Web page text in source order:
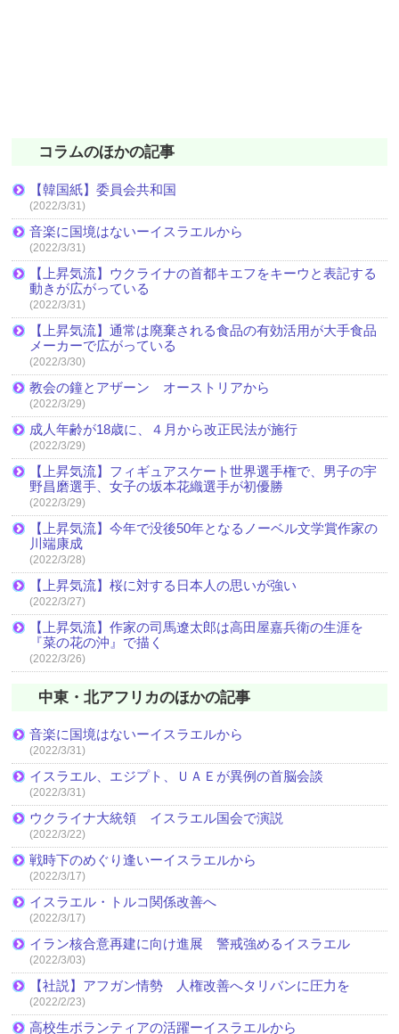
コラムのほかの記事
【韓国紙】委員会共和国
(2022/3/31)
音楽に国境はないーイスラエルから
(2022/3/31)
【上昇気流】ウクライナの首都キエフをキーウと表記する
動きが広がっている
(2022/3/31)
【上昇気流】通常は廃棄される食品の有効活用が大手食品
メーカーで広がっている
(2022/3/30)
教会の鐘とアザーン オーストリアから
(2022/3/29)
成人年齢が18歳に、４月から改正民法が施行
(2022/3/29)
【上昇気流】フィギュアスケート世界選手権で、男子の宇
野昌磨選手、女子の坂本花織選手が初優勝
(2022/3/29)
【上昇気流】今年で没後50年となるノーベル文学賞作家の
川端康成
(2022/3/28)
【上昇気流】桜に対する日本人の思いが強い
(2022/3/27)
【上昇気流】作家の司馬遼太郎は高田屋嘉兵衛の生涯を
『菜の花の沖』で描く
(2022/3/26)
中東・北アフリカのほかの記事
音楽に国境はないーイスラエルから
(2022/3/31)
イスラエル、エジプト、ＵＡＥが異例の首脳会談
(2022/3/31)
ウクライナ大統領 イスラエル国会で演説
(2022/3/22)
戦時下のめぐり逢いーイスラエルから
(2022/3/17)
イスラエル・トルコ関係改善へ
(2022/3/17)
イラン核合意再建に向け進展 警戒強めるイスラエル
(2022/3/03)
【社説】アフガン情勢 人権改善へタリバンに圧力を
(2022/2/23)
高校生ボランティアの活躍ーイスラエルから